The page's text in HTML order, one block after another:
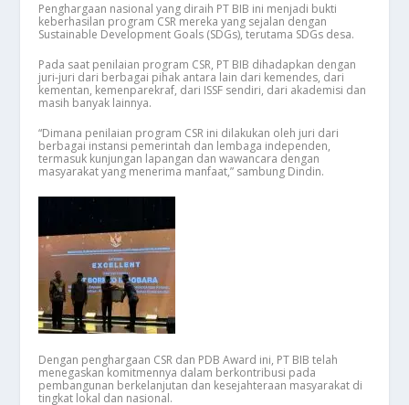
Penghargaan nasional yang diraih PT BIB ini menjadi bukti
keberhasilan program CSR mereka yang sejalan dengan
Sustainable Development Goals (SDGs), terutama SDGs desa.
Pada saat penilaian program CSR, PT BIB dihadapkan dengan
juri-juri dari berbagai pihak antara lain dari kemendes, dari
kementan, kemenparekraf, dari ISSF sendiri, dari akademisi dan
masih banyak lainnya.
“Dimana penilaian program CSR ini dilakukan oleh juri dari
berbagai instansi pemerintah dan lembaga independen,
termasuk kunjungan lapangan dan wawancara dengan
masyarakat yang menerima manfaat,” sambung Dindin.
Dengan penghargaan CSR dan PDB Award ini, PT BIB telah
menegaskan komitmennya dalam berkontribusi pada
pembangunan berkelanjutan dan kesejahteraan masyarakat di
tingkat lokal dan nasional.